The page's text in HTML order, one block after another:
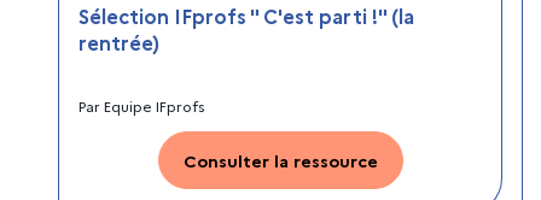
Sélection IFprofs " C'est parti !" (la
rentrée)
ParEquipe IFprofs
Consulter la ressource